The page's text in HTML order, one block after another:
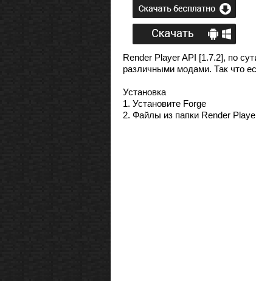
Render Player API [1.7.2], по
различными модами. Так что
Установка
1. Установите Forge
2. Файлы из папки Render